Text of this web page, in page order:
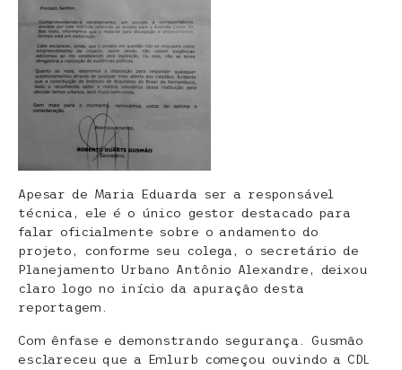
Apesar de Maria Eduarda ser a responsável
técnica, ele é o único gestor destacado para
falar oficialmente sobre o andamento do
projeto, conforme seu colega, o secretário de
Planejamento Urbano Antônio Alexandre, deixou
claro logo no início da apuração desta
reportagem.
Com ênfase e demonstrando segurança. Gusmão
esclareceu que a Emlurb começou ouvindo a CDL